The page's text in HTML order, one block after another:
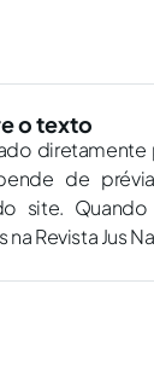
o texto
diretamente
de
site. Quando
Revista Jus